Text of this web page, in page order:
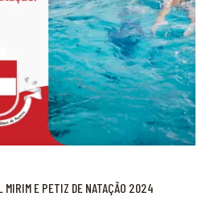
MIRIM E PETIZ DE NATAÇÃO 2024